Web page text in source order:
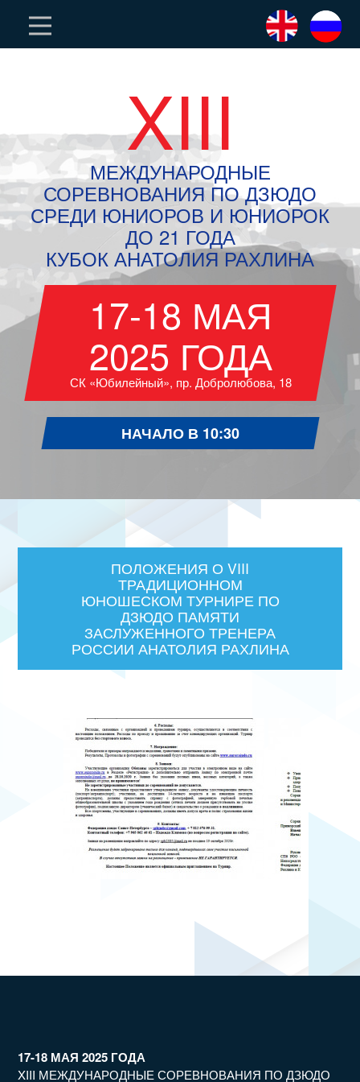
XIII
МЕЖДУНАРОДНЫЕ
СОРЕВНОВАНИЯ ПО ДЗЮДО
СРЕДИ ЮНИОРОВ И ЮНИОРОК
ДО 21 ГОДА
КУБОК АНАТОЛИЯ РАХЛИНА
17-18 МАЯ
2025 ГОДА
СК «Юбилейный», пр. Добролюбова, 18
НАЧАЛО В 10:30
ПОЛОЖЕНИЯ О VIII
ТРАДИЦИОННОМ
ЮНОШЕСКОМ ТУРНИРЕ ПО
ДЗЮДО ПАМЯТИ
ЗАСЛУЖЕННОГО ТРЕНЕРА
РОССИИ АНАТОЛИЯ РАХЛИНА
17-18 МАЯ 2025 ГОДА
XIII МЕЖДУНАРОДНЫЕ СОРЕВНОВАНИЯ ПО ДЗЮДО